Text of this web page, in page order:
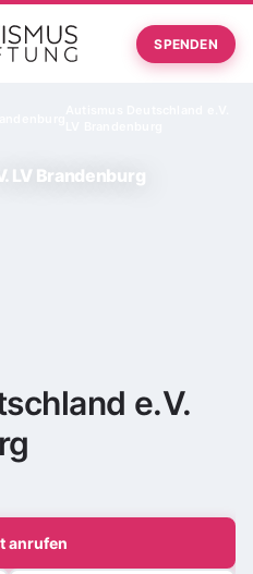
SPENDEN
LV Brandenburg
e.V.
anrufen